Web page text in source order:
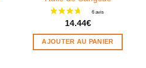
14.44€
AJOUTER AU PANIER